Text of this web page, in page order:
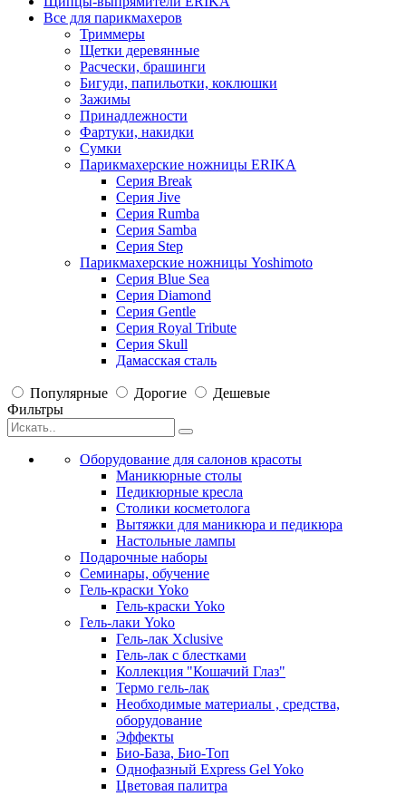
Все для парикмахеров
Триммеры
Щетки деревянные
Расчески, брашинги
Бигуди, папильотки, коклюшки
Зажимы
Принадлежности
Фартуки, накидки
Сумки
Парикмахерские ножницы ERIKA
Серия Break
Серия Jive
Серия Rumba
Серия Samba
Серия Step
Парикмахерские ножницы Yoshimoto
Серия Blue Sea
Серия Diamond
Серия Gentle
Серия Royal Tribute
Серия Skull
Дамасская сталь
Популярные Дорогие
Дешевые
Фильтры
Оборудование для салонов красоты
Маникюрные столы
Педикюрные кресла
Столики косметолога
Вытяжки для маникюра и педикюра
Настольные лампы
Подарочные наборы
Семинары, обучение
Гель-краски Yoko
Гель-краски Yoko
Гель-лаки Yoko
Гель-лак Xclusive
Гель-лак с блестками
Коллекция "Кошачий Глаз"
Термо гель-лак
Необходимые материалы , средства,
оборудование
Эффекты
Био-База, Био-Топ
Однофазный Express Gel Yoko
Цветовая палитра